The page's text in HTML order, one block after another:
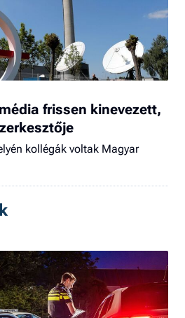
frissen kinevezett,
kollégák voltak Magyar